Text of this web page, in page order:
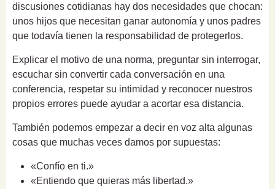
discusiones cotidianas hay dos necesidades que chocan:
unos hijos que necesitan ganar autonomía y unos padres
que todavía tienen la responsabilidad de protegerlos.
Explicar el motivo de una norma, preguntar sin interrogar,
escuchar sin convertir cada conversación en una
conferencia, respetar su intimidad y reconocer nuestros
propios errores puede ayudar a acortar esa distancia.
También podemos empezar a decir en voz alta algunas
cosas que muchas veces damos por supuestas:
«Confío en ti.»
«Entiendo que quieras más libertad.»